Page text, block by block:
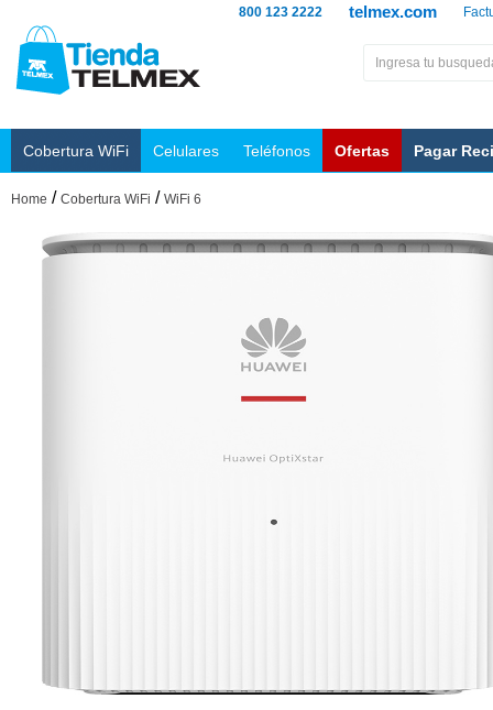
telmex.com
800 123 2222
Cobertura WiFi Celulares Teléfonos Ofertas Pagar
Home / Cobertura WiFi / WiFi 6